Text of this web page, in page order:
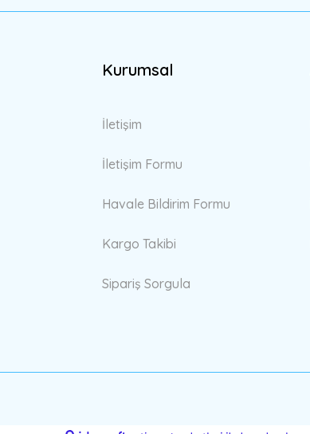
Kurumsal
İletişim
İletişim Formu
Havale Bildirim Formu
Kargo Takibi
Sipariş Sorgula